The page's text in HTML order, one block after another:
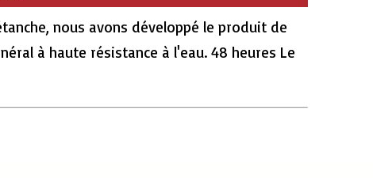
nous avons développé le produit de
à haute résistance à l'eau. 48 heures Le